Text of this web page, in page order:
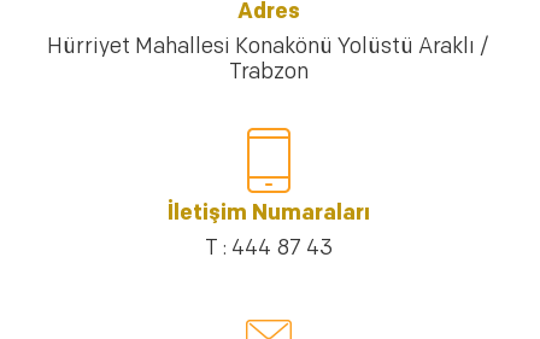
Adres
Hürriyet Mahallesi Konakönü Yolüstü Araklı /
Trabzon
İletişim Numaraları
T : 444 87 43